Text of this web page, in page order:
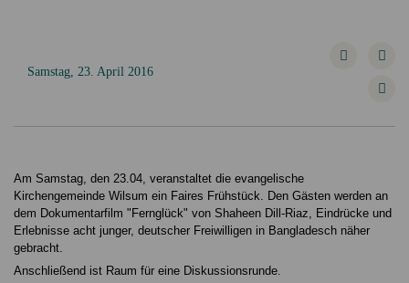
Samstag, 23. April 2016
Am Samstag, den 23.04, veranstaltet die evangelische
Kirchengemeinde Wilsum ein Faires Frühstück. Den Gästen werden an
dem Dokumentarfilm "Fernglück" von Shaheen Dill-Riaz, Eindrücke und
Erlebnisse acht junger, deutscher Freiwilligen in Bangladesch näher
gebracht.
Anschließend ist Raum für eine Diskussionsrunde.